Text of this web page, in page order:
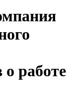
работе